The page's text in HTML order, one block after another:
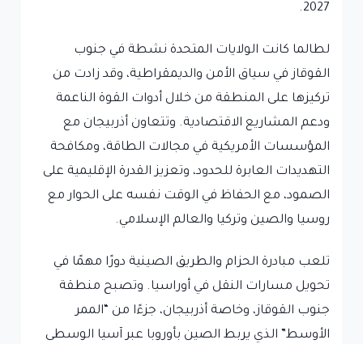
2027.
لطالما كانت الولايات المتحدة نشطة في جنوب
القوقاز في سياق الأمن والديمقراطية، وقد زادت من
تركيزها على المنطقة من خلال أدوات القوة الناعمة
ودعم المشاريع الاقتصادية. وتتعاون أذربيجان مع
المؤسسات الأمريكية في مجالات الطاقة، ومكافحة
التهديدات العابرة للحدود، وتعزيز القدرة الإقليمية على
الصمود، مع الحفاظ في الوقت نفسه على الحوار مع
روسيا والصين وتركيا والعالم الإسلامي.
تلعب مبادرة الحزام والطريق الصينية دورًا مهمًا في
تحويل مسارات النقل في أوراسيا. وتصبح منطقة
جنوب القوقاز، وخاصة أذربيجان، جزءًا من “الممر
الأوسط” الذي يربط الصين بأوروبا عبر آسيا الوسطى